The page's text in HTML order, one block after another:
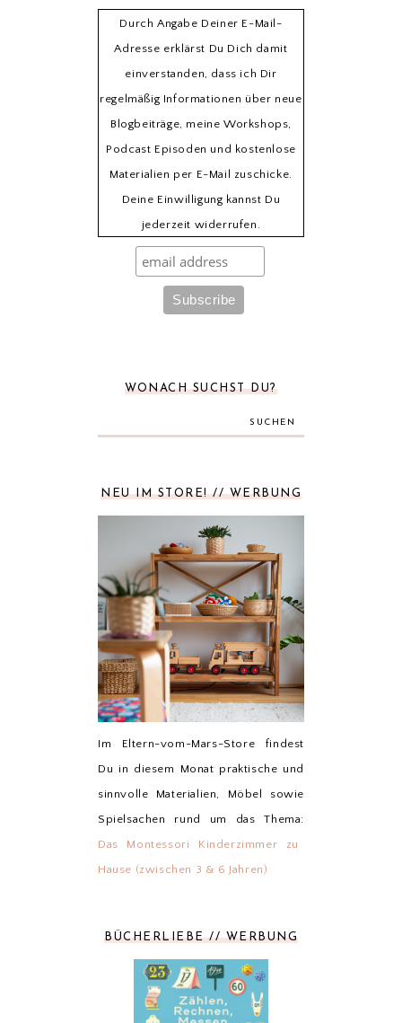
Durch Angabe Deiner E-Mail-
Adresse erklärst Du Dich damit
einverstanden, dass ich Dir
regelmäßig Informationen über neue
Blogbeiträge, meine Workshops,
Podcast Episoden und kostenlose
Materialien per E-Mail zuschicke.
Deine Einwilligung kannst Du
jederzeit widerrufen.
WONACH SUCHST DU?
SUCHEN
NEU IM STORE! // WERBUNG
Im Eltern-vom-Mars-Store findest
Du in diesem Monat praktische und
sinnvolle Materialien, Möbel sowie
Spielsachen rund um das Thema:
Das Montessori Kinderzimmer zu
Hause (zwischen 3 & 6 Jahren)
BÜCHERLIEBE // WERBUNG